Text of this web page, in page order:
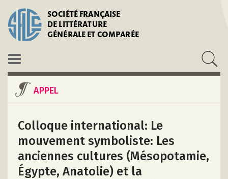
SOCIÉTÉ FRANÇAISE
DE LITTÉRATURE
GÉNÉRALE ET COMPARÉE
APPEL
Colloque international: Le
mouvement symboliste: Les
anciennes cultures (Mésopotamie,
Égypte, Anatolie) et la